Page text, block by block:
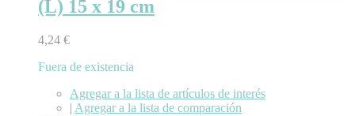
(L) 15 x 19 cm
4,24 €
Fuera de existencia
Agregar a la lista de artículos de interés
| Agregar a la lista de comparación